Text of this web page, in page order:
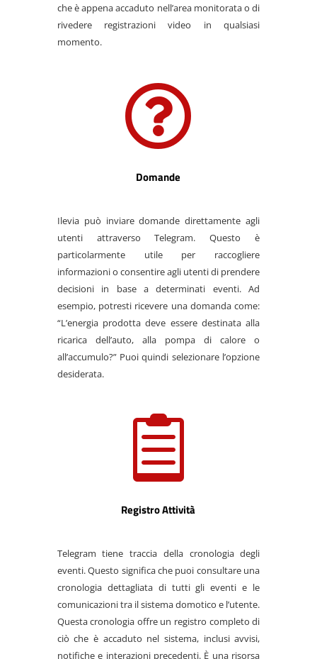
che è appena accaduto nell’area monitorata o di
rivedere registrazioni video in qualsiasi
momento.

Domande
Ilevia può inviare domande direttamente agli
utenti attraverso Telegram. Questo è
particolarmente utile per raccogliere
informazioni o consentire agli utenti di prendere
decisioni in base a determinati eventi. Ad
esempio, potresti ricevere una domanda come:
“L’energia prodotta deve essere destinata alla
ricarica dell’auto, alla pompa di calore o
all’accumulo?” Puoi quindi selezionare l’opzione
desiderata.

Registro Attività
Telegram tiene traccia della cronologia degli
eventi. Questo significa che puoi consultare una
cronologia dettagliata di tutti gli eventi e le
comunicazioni tra il sistema domotico e l’utente.
Questa cronologia offre un registro completo di
ciò che è accaduto nel sistema, inclusi avvisi,
notifiche e interazioni precedenti. È una risorsa